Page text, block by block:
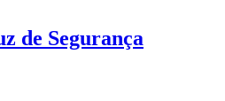
de Segurança